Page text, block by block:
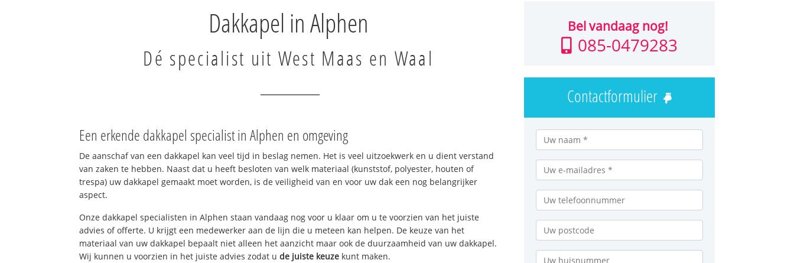
Dakkapel in Alphen
Dé specialist uit West Maas en Waal
Een erkende dakkapel specialist in Alphen en omgeving
De aanschaf van een dakkapel kan veel tijd in beslag nemen. Het is veel uitzoekwerk en u dient verstand
van zaken te hebben. Naast dat u heeft besloten van welk materiaal (kunststof, polyester, houten of
trespa) uw dakkapel gemaakt moet worden, is de veiligheid van en voor uw dak een nog belangrijker
aspect.
Onze dakkapel specialisten in Alphen staan vandaag nog voor u klaar om u te voorzien van het juiste
advies of offerte. U krijgt een medewerker aan de lijn die u meteen kan helpen. De keuze van het
materiaal van uw dakkapel bepaalt niet alleen het aanzicht maar ook de duurzaamheid van uw dakkapel.
Wij kunnen u voorzien in het juiste advies zodat ude juiste keuze kunt maken.
Bel vandaag nog!
085-0479283
Contactformulier